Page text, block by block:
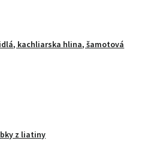
kachliarska hlina, šamotová
z liatiny